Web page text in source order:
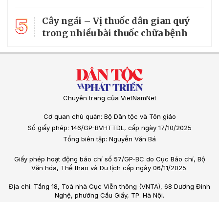
5
Cây ngái – Vị thuốc dân gian quý
trong nhiều bài thuốc chữa bệnh
Chuyên trang của VietNamNet
Cơ quan chủ quản: Bộ Dân tộc và Tôn giáo
Số giấy phép: 146/GP-BVHTTDL, cấp ngày 17/10/2025
Tổng biên tập: Nguyễn Văn Bá
Giấy phép hoạt động báo chí số 57/GP-BC do Cục Báo chí, Bộ
Văn hóa, Thể thao và Du lịch cấp ngày 06/11/2025.
Địa chỉ: Tầng 18, Toà nhà Cục Viễn thông (VNTA), 68 Dương Đình
Nghệ, phường Cầu Giấy, TP. Hà Nội.